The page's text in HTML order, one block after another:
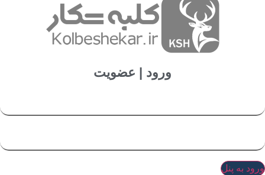
ورود | عضویت
ورود به پنل